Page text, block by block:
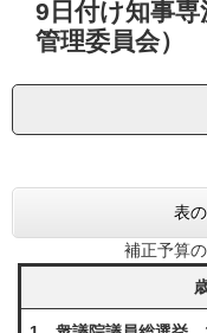
9日付け知事
管理委員会）
表
補正予算